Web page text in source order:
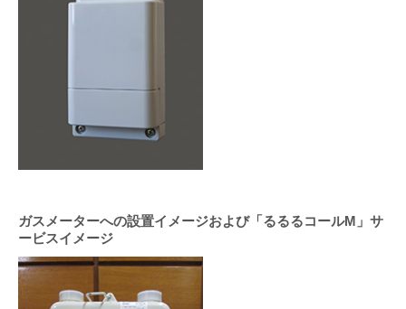
ガスメーターへの設置イメージおよび「るるるコールM」サ
ービスイメージ